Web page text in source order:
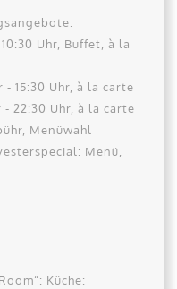
Uhr, Buffet, à la
15:30 Uhr, à la carte
22:30 Uhr, à la carte
Menüwahl
Menü,
Küche: